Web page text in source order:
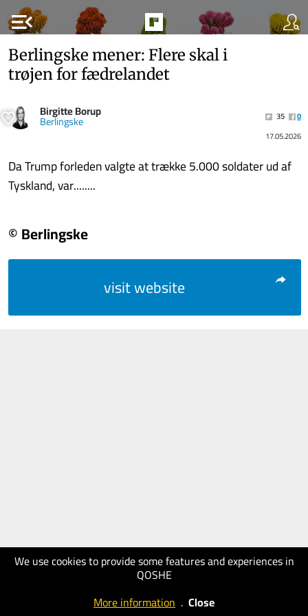
menu_open
We use cookies to provide some features and experiences in
QOSHE
More information . Close
Berlingske mener: Flere skal i
trøjen for fædrelandet
Birgitte Borup
Berlingske 35
0
17.05.2026
Da Trump forleden valgte at trække 5.000 soldater ud af
Tyskland, var........
© Berlingske
visit website